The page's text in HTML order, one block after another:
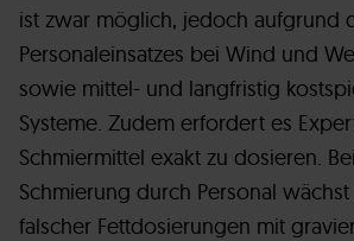
ist zwar möglich, jedoch aufgrund
Personaleinsatzes bei Wind und
sowie mittel- und langfristig
Systeme. Zudem erfordert es
Schmiermittel exakt zu dosieren.
Schmierung durch Personal wächst
falscher Fettdosierungen mit